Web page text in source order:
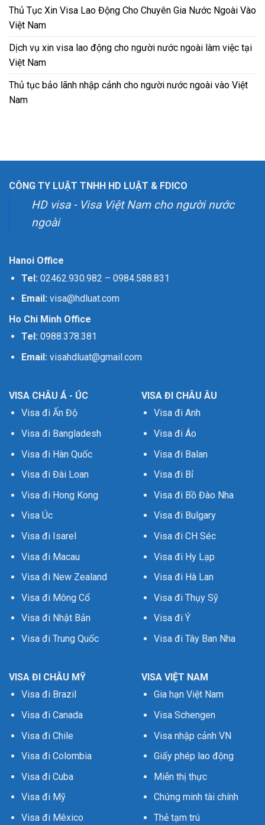
Thủ Tục Xin Visa Lao Động Cho Chuyên Gia Nước Ngoài Vào
Việt Nam
Dịch vụ xin visa lao động cho người nước ngoài làm việc tại
Việt Nam
Thủ tục bảo lãnh nhập cảnh cho người nước ngoài vào Việt
Nam
CÔNG TY LUẬT TNHH HD LUẬT & FDICO
HD visa - Visa Việt Nam cho người nước
ngoài
Hanoi Office
Tel: 02462.930.982 – 0984.588.831
Email: visa@hdluat.com
Ho Chi Minh Office
Tel: 0988.378.381
Email: visahdluat@gmail.com
VISA CHÂU Á - ÚC
Visa đi Ấn Độ
Visa đi Bangladesh
Visa đi Hàn Quốc
Visa đi Đài Loan
Visa đi Hong Kong
Visa Úc
Visa đi Isarel
Visa đi Macau
Visa đi New Zealand
Visa đi Mông Cổ
Visa đi Nhật Bản
Visa đi Trung Quốc
VISA ĐI CHÂU ÂU
Visa đi Anh
Visa đi Áo
Visa đi Balan
Visa đi Bỉ
Visa đi Bồ Đào Nha
Visa đi Bulgary
Visa đi CH Séc
Visa đi Hy Lạp
Visa đi Hà Lan
Visa đi Thụy Sỹ
Visa đi Ý
Visa đi Tây Ban Nha
VISA ĐI CHÂU MỸ
Visa đi Brazil
Visa đi Canada
Visa đi Chile
Visa đi Colombia
Visa đi Cuba
Visa đi Mỹ
Visa đi Mêxico
VISA VIỆT NAM
Gia hạn Việt Nam
Visa Schengen
Visa nhập cảnh VN
Giấy phép lao động
Miễn thị thực
Chứng minh tài chính
Thẻ tạm trú